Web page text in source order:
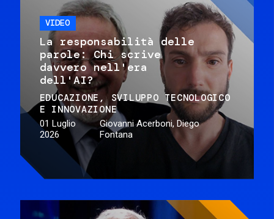
VIDEO
La responsabilità delle
parole: Chi scrive
davvero nell'era
dell'AI?
EDUCAZIONE
SVILUPPO TECNOLOGICO
E INNOVAZIONE
01 Luglio
2026
Giovanni Acerboni, Diego
Fontana